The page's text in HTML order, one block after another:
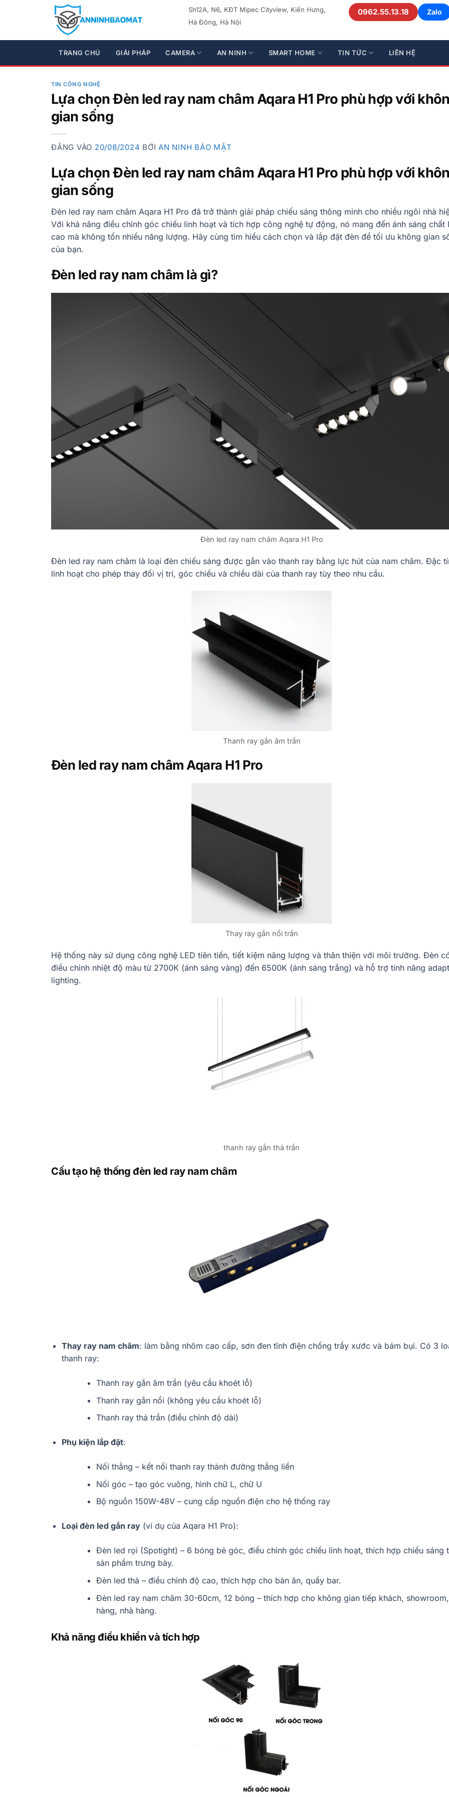
dung
Sh12A, N6, KĐT Mipec Cityview, Kiến Hưng,
Hà Đông, Hà Nội
0962.55.13.18 Zalo
TRANG CHỦ GIẢI PHÁP CAMERA AN NINH SMART HOME TIN TỨC LIÊN HỆ
TIN CÔNG NGHỆ
Lựa chọn Đèn led ray nam châm Aqara H1 Pro phù hợp với
gian sống
ĐĂNG VÀO 20/08/2024 BỞI AN NINH BẢO MẬT
Lựa chọn Đèn led ray nam châm Aqara H1 Pro phù hợp với
gian sống
Đèn led ray nam châm Aqara H1 Pro đã trở thành giải pháp chiếu sáng thông minh cho nhiều ngôi nhà
Với khả năng điều chỉnh góc chiếu linh hoạt và tích hợp công nghệ tự động, nó mang đến ánh sáng chất
cao mà không tốn nhiều năng lượng. Hãy cùng tìm hiểu cách chọn và lắp đặt đèn để tối ưu không gian
của bạn.
Đèn led ray nam châm là gì?
Đèn led ray nam châm Aqara H1 Pro
Đèn led ray nam châm là loại đèn chiếu sáng được gắn vào thanh ray bằng lực hút của nam châm. Đặc
linh hoạt cho phép thay đổi vị trí, góc chiếu và chiều dài của thanh ray tùy theo nhu cầu.
Thanh ray gắn âm trần
Đèn led ray nam châm Aqara H1 Pro
Thay ray gắn nổi trần
Hệ thống này sử dụng công nghệ LED tiên tiến, tiết kiệm năng lượng và thân thiện với môi trường. Đèn
điều chỉnh nhiệt độ màu từ 2700K (ánh sáng vàng) đến 6500K (ánh sáng trắng) và hỗ trợ tính năng
lighting.
thanh ray gắn thả trần
Cấu tạo hệ thống đèn led ray nam châm
Thay ray nam châm: làm bằng nhôm cao cấp, sơn đen tĩnh điện chống trầy xước và bám bụi. Có 3
thanh ray:
Thanh ray gắn âm trần (yêu cầu khoét lỗ)
Thanh ray gắn nổi (không yêu cầu khoét lỗ)
Thanh ray thả trần (điều chỉnh độ dài)
Phụ kiện lắp đặt:
Nối thẳng – kết nối thanh ray thành đường thẳng liền
Nối góc – tạo góc vuông, hình chữ L, chữ U
Bộ nguồn 150W-48V – cung cấp nguồn điện cho hệ thống ray
Loại đèn led gắn ray(ví dụ của Aqara H1 Pro):
Đèn led rọi (Spotight) – 6 bóng bẻ góc, điều chỉnh góc chiếu linh hoạt, thích hợp chiếu sáng
sản phẩm trưng bày.
Đèn led thả – điều chỉnh độ cao, thích hợp cho bàn ăn, quầy bar.
Đèn led ray nam châm 30-60cm, 12 bóng – thích hợp cho không gian tiếp khách,
hàng, nhà hàng.
Khả năng điều khiển và tích hợp